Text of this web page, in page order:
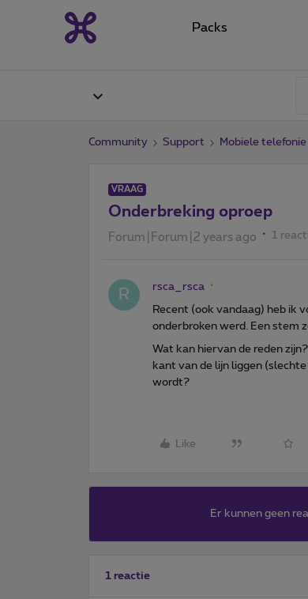
Packs
Community Support Mobiele telefonie
VRAAG
Onderbreking oproep
Forum|Forum|2 years ago 1
R rsca_rsca
Recent (ook vandaag) heb ik
onderbroken werd. Een stem
Wat kan hiervan de reden
kant van de lijn liggen
wordt?
Like
Er kunnen geen
1 reactie